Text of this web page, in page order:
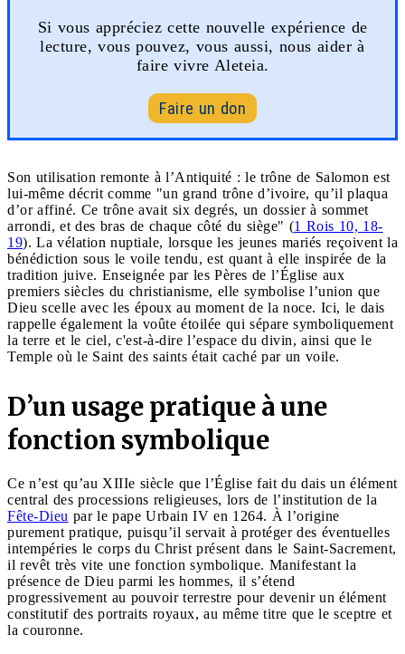
Si vous appréciez cette nouvelle expérience de
lecture, vous pouvez, vous aussi, nous aider à
faire vivre Aleteia.
Faire un don
Son utilisation remonte à l’Antiquité : le trône de Salomon est
lui-même décrit comme "un grand trône d’ivoire, qu’il plaqua
d’or affiné. Ce trône avait six degrés, un dossier à sommet
arrondi, et des bras de chaque côté du siège" (1 Rois 10, 18-
19). La vélation nuptiale, lorsque les jeunes mariés reçoivent la
bénédiction sous le voile tendu, est quant à elle inspirée de la
tradition juive. Enseignée par les Pères de l’Église aux
premiers siècles du christianisme, elle symbolise l’union que
Dieu scelle avec les époux au moment de la noce. Ici, le dais
rappelle également la voûte étoilée qui sépare symboliquement
la terre et le ciel, c'est-à-dire l’espace du divin, ainsi que le
Temple où le Saint des saints était caché par un voile.
D’un usage pratique à une
fonction symbolique
Ce n’est qu’au XIIIe siècle que l’Église fait du dais un élément
central des processions religieuses, lors de l’institution de la
Fête-Dieu par le pape Urbain IV en 1264. À l’origine
purement pratique, puisqu’il servait à protéger des éventuelles
intempéries le corps du Christ présent dans le Saint-Sacrement,
il revêt très vite une fonction symbolique. Manifestant la
présence de Dieu parmi les hommes, il s’étend
progressivement au pouvoir terrestre pour devenir un élément
constitutif des portraits royaux, au même titre que le sceptre et
la couronne.